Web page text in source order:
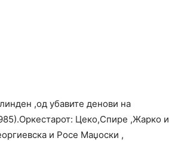
,од убавите денови на
тарот: Цеко,Спире ,Жарко и
и Росе Маџоски ,